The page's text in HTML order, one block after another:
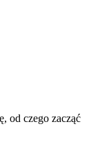
od czego zacząć